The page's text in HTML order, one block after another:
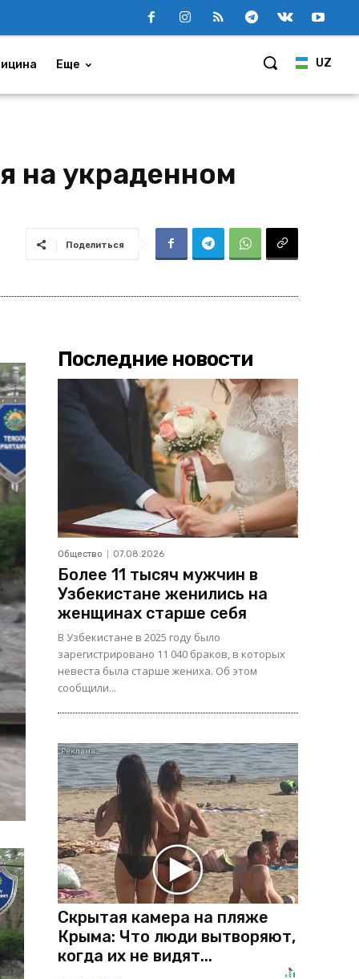
UZ
Еще
на украденном
Поделиться
Последние новости
Общество 07.08.2026
Более 11 тысяч мужчин в
Узбекистане женились на
женщинах старше себя
В Узбекистане в 2025 году было
зарегистрировано 11 040 браков, в которых
невеста была старше жениха. Об этом
сообщили...
Скрытая камера на пляже
Крыма: Что люди вытворяют,
когда их не видят...